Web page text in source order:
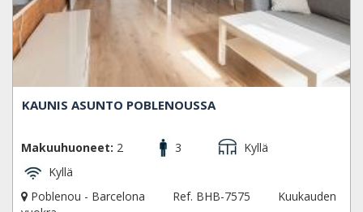
KAUNIS ASUNTO POBLENOUSSA
Makuuhuoneet: 2 3
Kyllä
Kyllä
Poblenou - Barcelona
Ref. BHB-7575
Kuukauden